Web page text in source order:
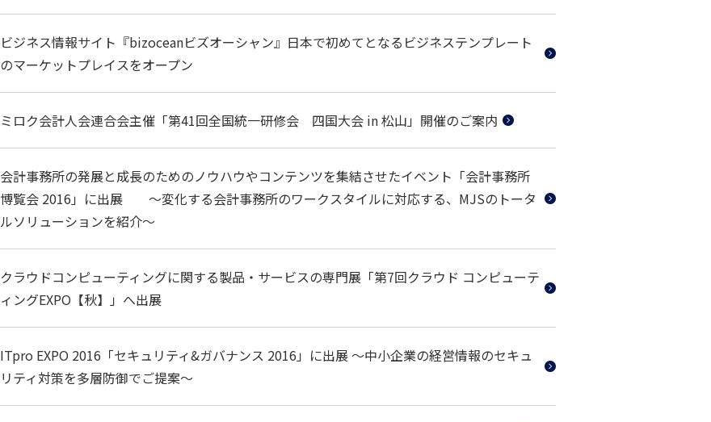
ビジネス情報サイト『bizoceanビズオーシャン』日本で初めてとなるビジネステンプレート
のマーケットプレイスをオープン
ミロク会計人会連合会主催「第41回全国統一研修会 四国大会 in 松山」開催のご案内
会計事務所の発展と成長のためのノウハウやコンテンツを集結させたイベント「会計事務所
博覧会 2016」に出展 ～変化する会計事務所のワークスタイルに対応する、MJSのトータ
ルソリューションを紹介～
クラウドコンピューティングに関する製品・サービスの専門展「第7回クラウド コンピューテ
ィングEXPO【秋】」へ出展
ITpro EXPO 2016「セキュリティ&ガバナンス 2016」に出展 ～中小企業の経営情報のセキュ
リティ対策を多層防御でご提案～